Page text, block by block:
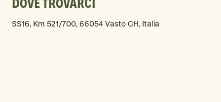
DOVE TROVARCI
SS16, Km 521/700, 66054 Vasto CH, Italia